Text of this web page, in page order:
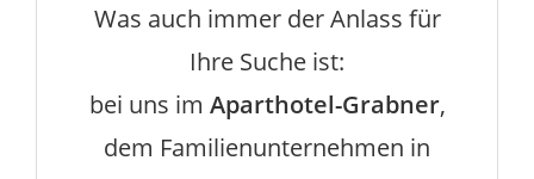
Was auch immer der Anlass für
Ihre Suche ist:
bei uns im Aparthotel-Grabner,
dem Familienunternehmen in